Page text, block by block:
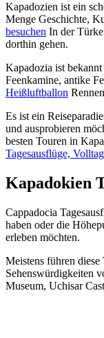
Kapadozien ist ein
Menge Geschichte,
besuchen In der
dorthin gehen.
Kapadozia ist
Feenkamine, antike
Heißluftballon
Es ist ein
und ausprobieren
besten Touren in
Tagesausflüge,
Kapadokien
Cappadocia
haben oder die
erleben möchten.
Meistens führen
Sehenswürdigkeiten
Museum, Uchisar